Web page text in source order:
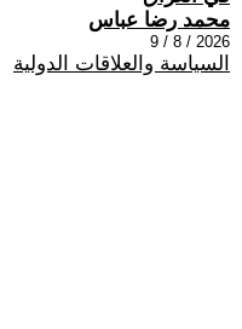
محمد رضا عباس
2026 / 8 / 9
السياسة والعلاقات الدولية